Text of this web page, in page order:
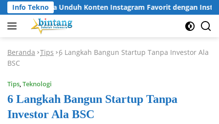
Langsung
ke
konten
Info Tekno
Cara Unduh Konten Instagram Favorit dengan
Beranda -Tips -6 Langkah Bangun Startup Tanpa Investor Ala
BSC
Tips,Teknologi
6 Langkah Bangun Startup Tanpa
Investor Ala BSC